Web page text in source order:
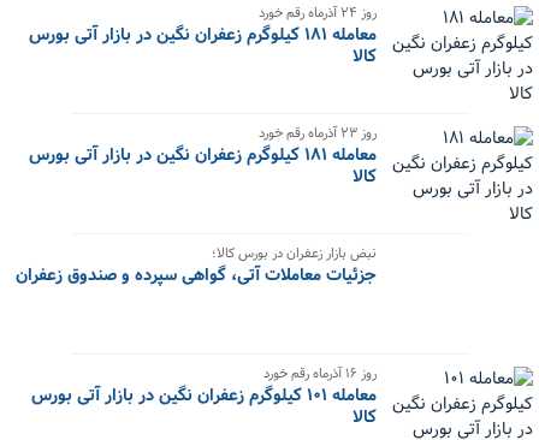
‌روز ۲۴ آذرماه رقم خورد
معامله ۱۸۱ کیلوگرم زعفران نگین در بازار آتی بورس
کالا
‌روز ۲۳ آذرماه رقم خورد
معامله ۱۸۱ کیلوگرم زعفران نگین در بازار آتی بورس
کالا
نبض بازار زعفران در بورس کالا؛
جزئیات معاملات آتی، گواهی سپرده و صندوق زعفران
روز ۱۶ آذرماه رقم خورد
معامله ۱۰۱ کیلوگرم زعفران نگین در بازار آتی بورس
کالا